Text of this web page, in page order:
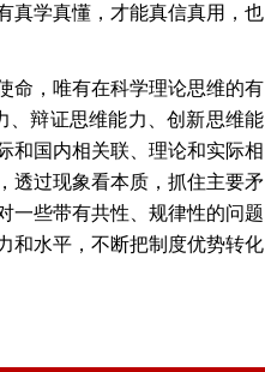
真学真懂，才能真信真用，也
命，唯有在科学理论思维的有
、辩证思维能力、创新思维能
和国内相关联、理论和实际相
透过现象看本质，抓住主要矛
一些带有共性、规律性的问题
和水平，不断把制度优势转化